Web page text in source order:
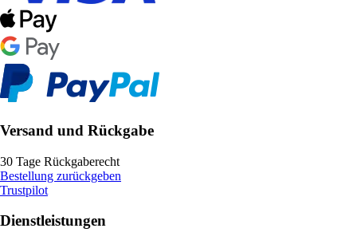
Versand und Rückgabe
30 Tage Rückgaberecht
Bestellung zurückgeben
Trustpilot
Dienstleistungen